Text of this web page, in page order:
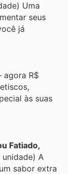
Uma
seus
já
agora R$
às suas
Fatiado,
A
sabor extra